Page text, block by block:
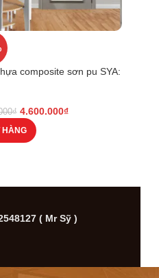
composite sơn pu SYA:
₫ 4.600.000₫
( Mr Sỹ )